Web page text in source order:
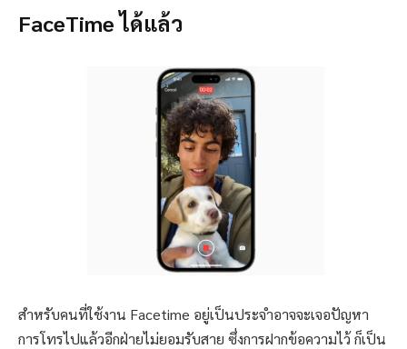
FaceTime ได้แล้ว
สำหรับคนที่ใช้งาน Facetime อยู่เป็นประจำอาจจะเจอปัญหา
การโทรไปแล้วอีกฝ่ายไม่ยอมรับสาย ซึ่งการฝากข้อความไว้ ก็เป็น